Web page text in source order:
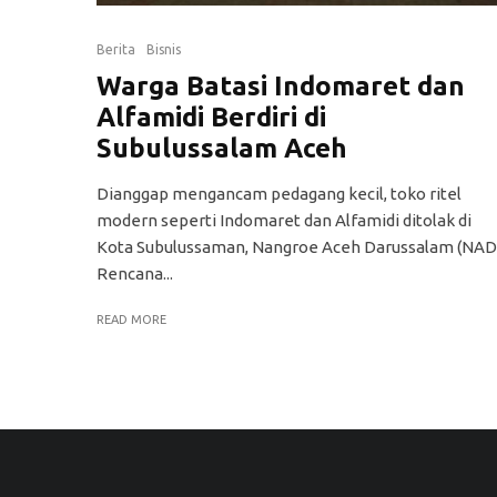
Berita Bisnis
Warga Batasi Indomaret dan
Alfamidi Berdiri di
Subulussalam Aceh
Dianggap mengancam pedagang kecil, toko ritel
modern seperti Indomaret dan Alfamidi ditolak di
Kota Subulussaman, Nangroe Aceh Darussalam
Rencana...
READ MORE